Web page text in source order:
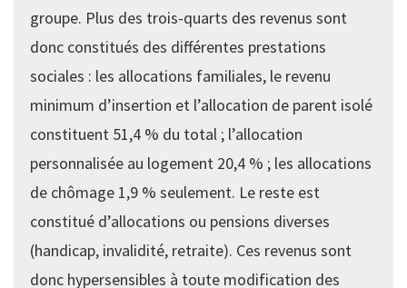
groupe. Plus des trois-quarts des revenus sont
donc constitués des différentes prestations
sociales : les allocations familiales, le revenu
minimum d’insertion et l’allocation de parent isolé
constituent 51,4 % du total ; l’allocation
personnalisée au logement 20,4 % ; les allocations
de chômage 1,9 % seulement. Le reste est
constitué d’allocations ou pensions diverses
(handicap, invalidité, retraite). Ces revenus sont
donc hypersensibles à toute modification des